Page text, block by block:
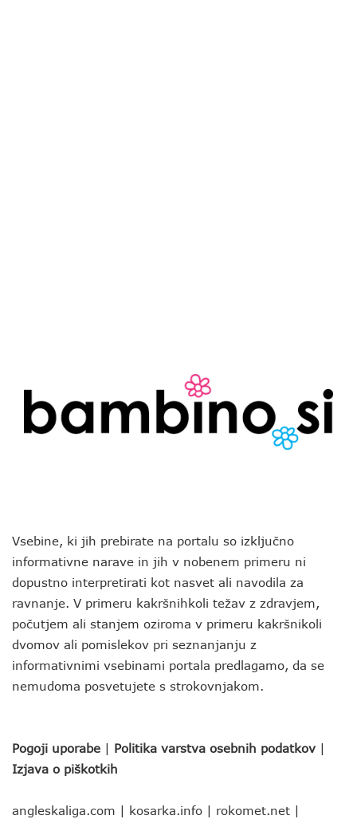
Vsebine, ki jih prebirate na portalu so izključno
informativne narave in jih v nobenem primeru ni
dopustno interpretirati kot nasvet ali navodila za
ravnanje. V primeru kakršnihkoli težav z zdravjem,
počutjem ali stanjem oziroma v primeru kakršnikoli
dvomov ali pomislekov pri seznanjanju z
informativnimi vsebinami portala predlagamo, da se
nemudoma posvetujete s strokovnjakom.
Pogoji uporabe | Politika varstva osebnih podatkov |
Izjava o piškotkih
angleskaliga.com | kosarka.info | rokomet.net |